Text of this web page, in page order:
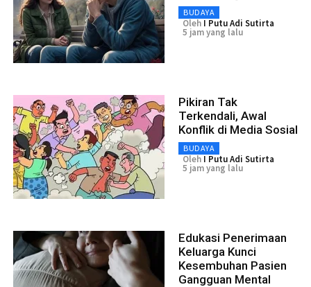
BUDAYA
Oleh I Putu Adi Sutirta
5 jam yang lalu
Pikiran Tak
Terkendali, Awal
Konflik di Media Sosial
BUDAYA
Oleh I Putu Adi Sutirta
5 jam yang lalu
Edukasi Penerimaan
Keluarga Kunci
Kesembuhan Pasien
Gangguan Mental